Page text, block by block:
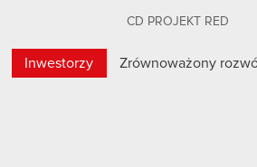
CD PROJEKT RED
Inwestorzy Zrównoważony